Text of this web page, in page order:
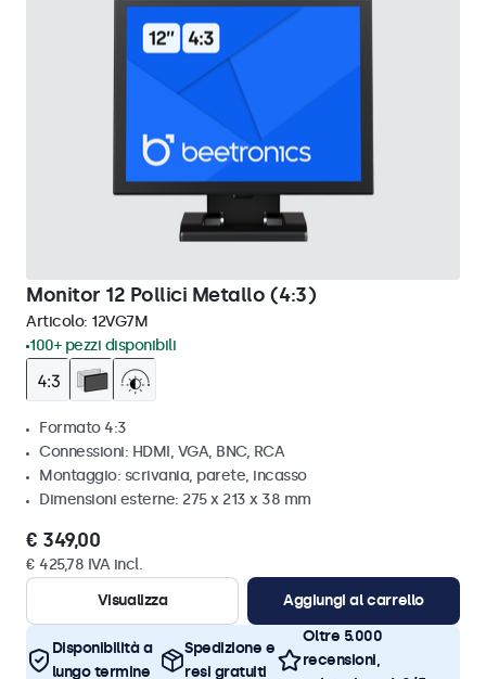
Monitor 12 Pollici Metallo (4:3)
Articolo: 12VG7M
100+ pezzi disponibili
Formato 4:3
Connessioni: HDMI, VGA, BNC, RCA
Montaggio: scrivania, parete, incasso
Dimensioni esterne: 275 x 213 x 38 mm
€ 349,00
€ 425,78 IVA incl.
Visualizza
Aggiungi al carrello
Disponibilità a
lungo termine
Spedizione e
resi gratuiti
Oltre 5.000
recensioni,